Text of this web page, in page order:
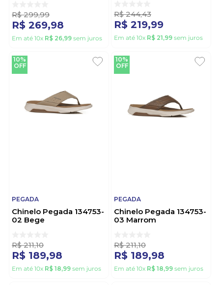
R$ 299,99
R$ 269,98
Em até 10x R$ 26,99 sem juros
R$ 244,43
R$ 219,99
Em até 10x R$ 21,99 sem juros
10%
OFF
PEGADA
Chinelo Pegada 134753-
02 Bege
R$ 211,10
R$ 189,98
Em até 10x R$ 18,99 sem juros
10%
OFF
PEGADA
Chinelo Pegada 134753-
03 Marrom
R$ 211,10
R$ 189,98
Em até 10x R$ 18,99 sem juros